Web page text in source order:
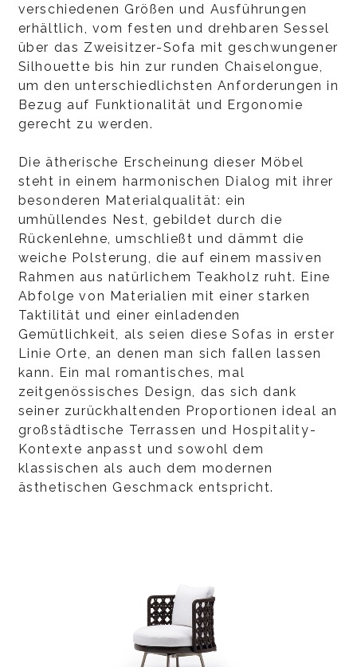
verschiedenen Größen und Ausführungen
erhältlich, vom festen und drehbaren Sessel
über das Zweisitzer-Sofa mit geschwungener
Silhouette bis hin zur runden Chaiselongue,
um den unterschiedlichsten Anforderungen in
Bezug auf Funktionalität und Ergonomie
gerecht zu werden.
Die ätherische Erscheinung dieser Möbel
steht in einem harmonischen Dialog mit ihrer
besonderen Materialqualität: ein
umhüllendes Nest, gebildet durch die
Rückenlehne, umschließt und dämmt die
weiche Polsterung, die auf einem massiven
Rahmen aus natürlichem Teakholz ruht. Eine
Abfolge von Materialien mit einer starken
Taktilität und einer einladenden
Gemütlichkeit, als seien diese Sofas in erster
Linie Orte, an denen man sich fallen lassen
kann. Ein mal romantisches, mal
zeitgenössisches Design, das sich dank
seiner zurückhaltenden Proportionen ideal an
großstädtische Terrassen und Hospitality-
Kontexte anpasst und sowohl dem
klassischen als auch dem modernen
ästhetischen Geschmack entspricht.